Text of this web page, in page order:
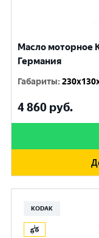
Масло моторное
Германия
Габариты:
4 860 руб.
KODAK